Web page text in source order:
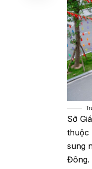
Sở
thuộc
sung
Đông.